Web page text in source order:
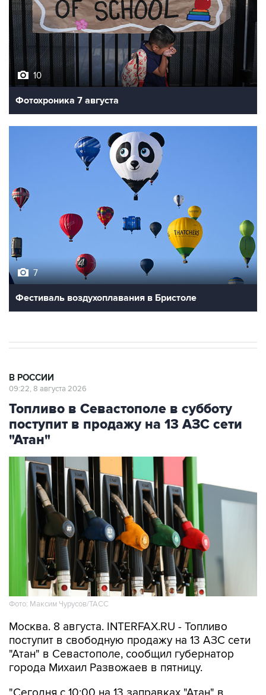
10
Фотохроника 7 августа
7
Фестиваль воздухоплавания в Бристоле
В РОССИИ
09:22, 8 августа 2026
Топливо в Севастополе в субботу
поступит в продажу на 13 АЗС сети
"Атан"
Фото: Максим Чурусов/ТАСС
Москва. 8 августа. INTERFAX.RU - Топливо
поступит в свободную продажу на 13 АЗС сети
"Атан" в Севастополе, сообщил губернатор
города Михаил Развожаев в пятницу.